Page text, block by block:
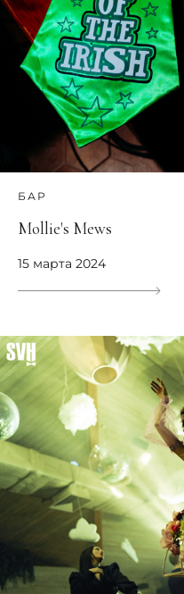
БАР
Mollie's Mews
15 марта 2024